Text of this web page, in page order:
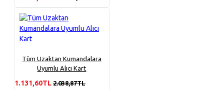
Tüm Uzaktan Kumandalara
Uyumlu Alıcı Kart
1.131,60TL 2.038,87TL